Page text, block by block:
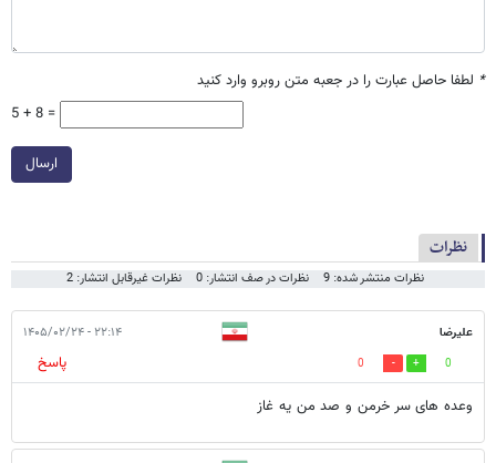
* لطفا حاصل عبارت را در جعبه متن روبرو وارد کنید
5 + 8 =
ارسال
نظرات
نظرات منتشر شده: 9 نظرات در صف انتشار: 0 نظرات غیرقابل انتشار: 2
علیرضا ۲۲:۱۴ - ۱۴۰۵/۰۲/۲۴
0
0
پاسخ
وعده های سر خرمن و صد من یه غاز